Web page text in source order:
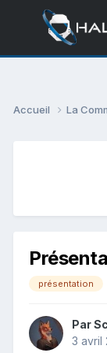
Accueil La
présentation
Par
3 avril